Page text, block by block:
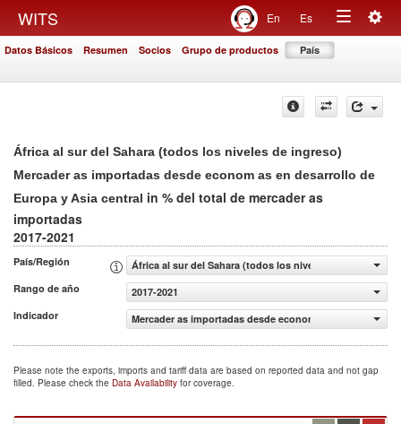
WITS En Es
Toggle
Datos Básicos Resumen Socios Grupo de productos País
África al sur del Sahara (todos los niveles de ingreso)
Mercader as importadas desde econom as en desarrollo de
Europa y Asia central in % del total de mercader as
importadas
2017-2021
País/Región
África al sur del Sahara (todos los niveles de ingreso)
Rango de año
2017-2021
Indicador
Mercader as importadas desde econom as en
Please note the exports, imports and tariff data are based on reported data and not gap
filled. Please check the Data Availability for coverage.